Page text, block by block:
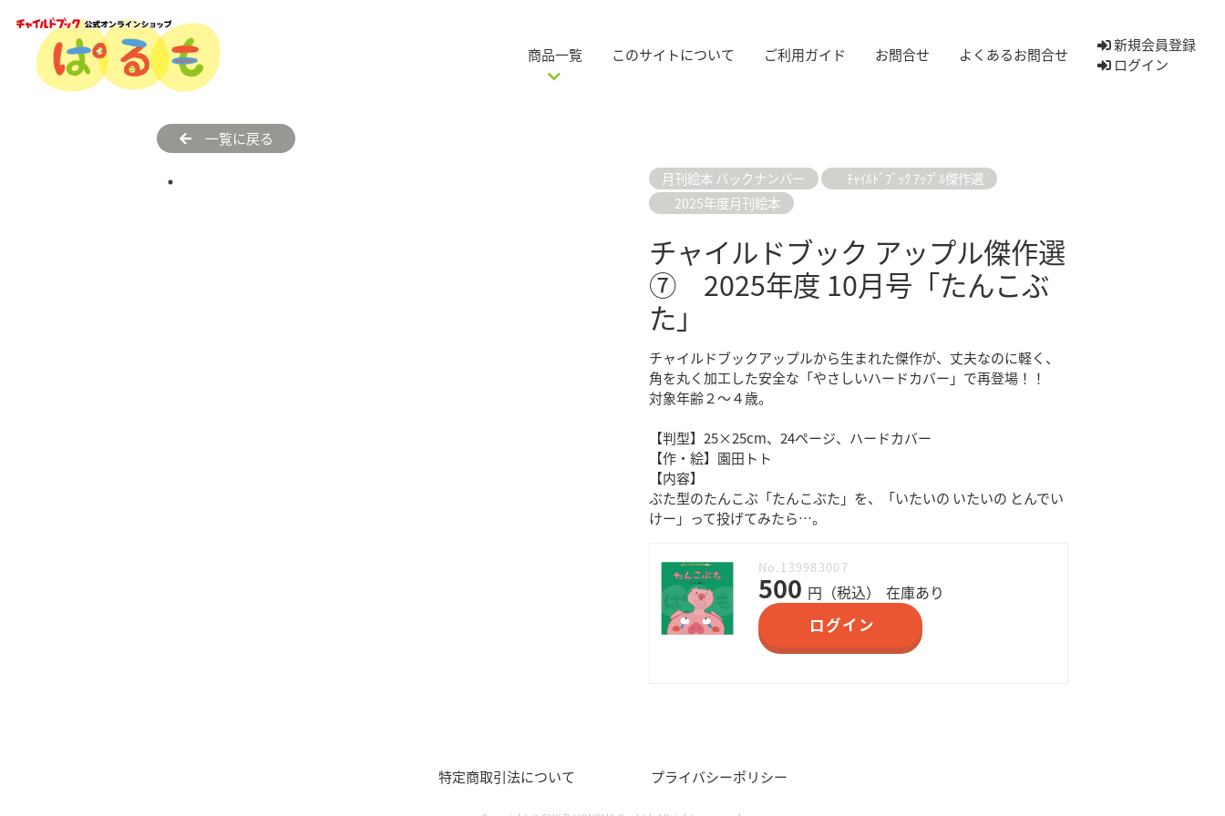
商品一覧 このサイトについて ご利用ガイド お問合せ よくあるお問合せ
新規会員登録
ログイン
一覧に戻る
月刊絵本 バックナンバー
ﾁｬｲﾙﾄﾞﾌﾞｯｸ ｱｯﾌﾟﾙ傑作選
2025年度月刊絵本
チャイルドブック アップル傑作選
⑦ 2025年度 10月号「たんこぶ
た」
チャイルドブックアップルから生まれた傑作が、丈夫なのに軽く、
角を丸く加工した安全な「やさしいハードカバー」で再登場！！
対象年齢２～４歳。
【判型】25×25cm、24ページ、ハードカバー
【作・絵】園田トト
【内容】
ぶた型のたんこぶ「たんこぶた」を、「いたいの いたいの とんでい
けー」って投げてみたら…。
No.139983007
500 円（税込）
在庫あり
ログイン
特定商取引法について プライバシーポリシー